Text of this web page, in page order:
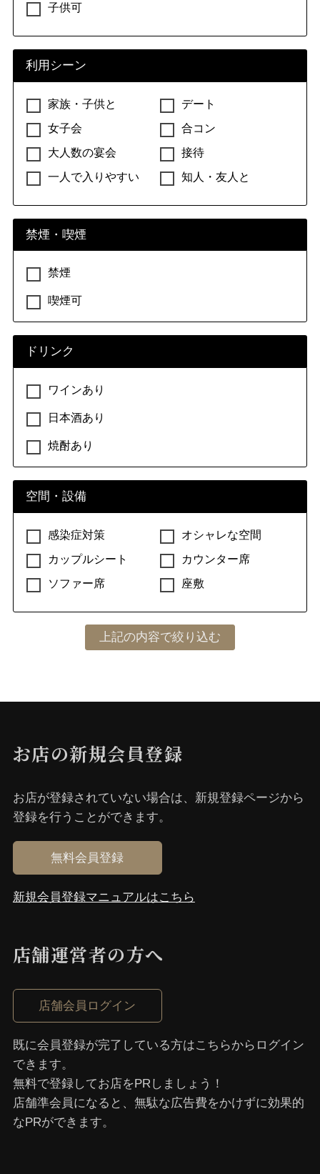
子供可
利用シーン
家族・子供と
デート
女子会
合コン
大人数の宴会
接待
一人で入りやすい
知人・友人と
禁煙・喫煙
禁煙
喫煙可
ドリンク
ワインあり
日本酒あり
焼酎あり
空間・設備
感染症対策
オシャレな空間
カップルシート
カウンター席
ソファー席
座敷
お店の新規会員登録
お店が登録されていない場合は、新規登録ページから
登録を⾏うことができます。
無料会員登録
新規会員登録マニュアルはこちら
店舗運営者の⽅へ
店舗会員ログイン
既に会員登録が完了している⽅はこちらからログイン
できます。
無料で登録してお店をPRしましょう！
店舗準会員になると、無駄な広告費をかけずに効果的
なPRができます。